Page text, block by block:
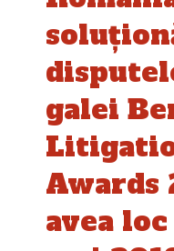
galei
Awards
avea